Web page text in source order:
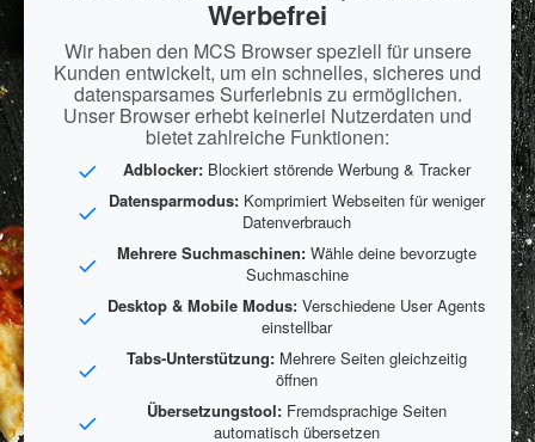
Werbefrei
Wir haben den MCS Browser speziell für unsere
Kunden entwickelt, um ein schnelles, sicheres und
datensparsames Surferlebnis zu ermöglichen.
Unser Browser erhebt keinerlei Nutzerdaten und
bietet zahlreiche Funktionen:
Adblocker: Blockiert störende Werbung & Tracker
Datensparmodus: Komprimiert Webseiten für weniger
Datenverbrauch
Mehrere Suchmaschinen: Wähle deine bevorzugte
Suchmaschine
Desktop & Mobile Modus: Verschiedene User Agents
einstellbar
Tabs-Unterstützung: Mehrere Seiten gleichzeitig
öffnen
Übersetzungstool: Fremdsprachige Seiten
automatisch übersetzen